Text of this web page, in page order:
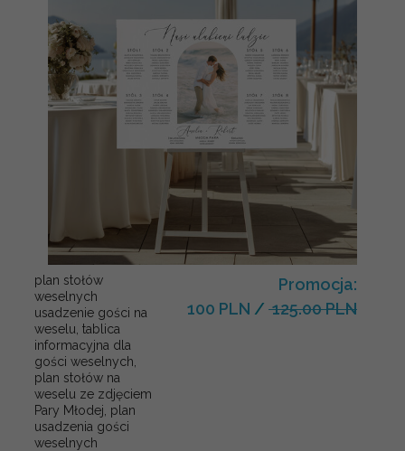
plan stołów
weselnych
usadzenie gości na
weselu, tablica
informacyjna dla
gości weselnych,
plan stołów na
weselu ze zdjęciem
Pary Młodej, plan
usadzenia gości
weselnych
Promocja:
100 PLN / 125.00 PLN